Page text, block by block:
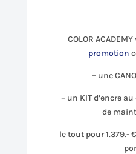
COLOR
promotion
– une
– un KIT d’encre
de
le tout pour 1.379.-